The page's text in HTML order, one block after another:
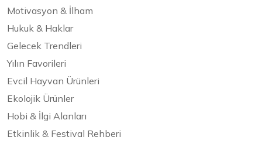
Motivasyon & İlham
Hukuk & Haklar
Gelecek Trendleri
Yılın Favorileri
Evcil Hayvan Ürünleri
Ekolojik Ürünler
Hobi & İlgi Alanları
Etkinlik & Festival Rehberi